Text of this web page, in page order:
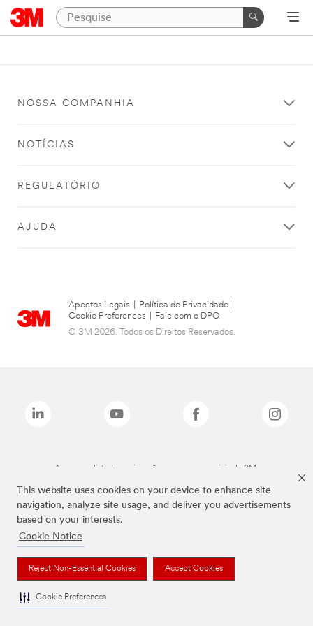
This website uses cookies on your device to enhance site
navigation, analyze site usage, and deliver you advertisements
based on your interests.
Cookie Notice
Reject Non-Essential Cookies Accept Cookies
Cookie Preferences
NOSSA COMPANHIA
NOTÍCIAS
REGULATÓRIO
AJUDA
Apectos Legais Política de Privacidade
Cookie Preferences
Fale com o DPO
© 3M 2026. Todos os Direitos Reservados.
As marcas listadas a cima são marcas comerciais da 3M.